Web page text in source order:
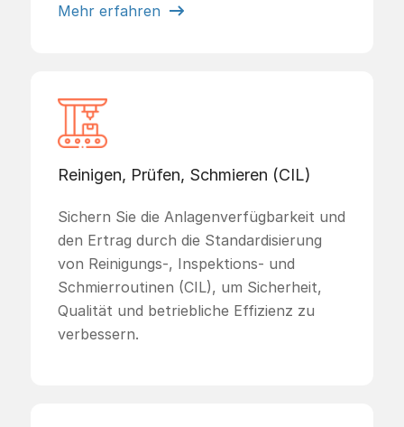
Mehr erfahren
Reinigen, Prüfen, Schmieren (CIL)
Sichern Sie die Anlagenverfügbarkeit und
den Ertrag durch die Standardisierung
von Reinigungs-, Inspektions- und
Schmierroutinen (CIL), um Sicherheit,
Qualität und betriebliche Effizienz zu
verbessern.